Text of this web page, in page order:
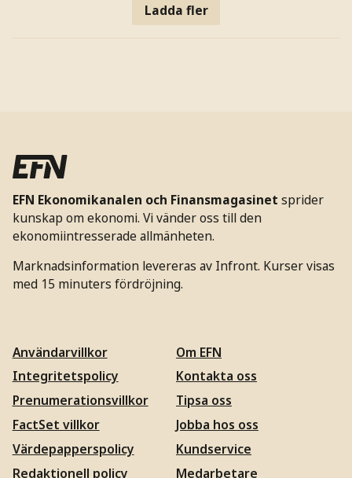
Ladda fler
EFN Ekonomikanalen och Finansmagasinet sprider
kunskap om ekonomi. Vi vänder oss till den
ekonomiintresserade allmänheten.
Marknadsinformation levereras av Infront. Kurser visas
med 15 minuters fördröjning.
Användarvillkor
Integritetspolicy
Prenumerationsvillkor
FactSet villkor
Värdepapperspolicy
Redaktionell policy
Om EFN
Kontakta oss
Tipsa oss
Jobba hos oss
Kundservice
Medarbetare